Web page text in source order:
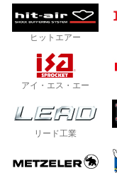
ヒットエアー
アイ・エス・エー
リード工業